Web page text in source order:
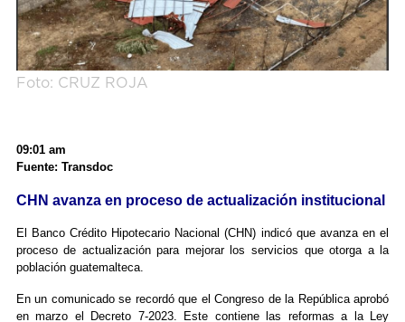
Foto: CRUZ ROJA
09:01 am
Fuente: Transdoc
CHN avanza en proceso de actualización institucional
El Banco Crédito Hipotecario Nacional (CHN) indicó que avanza en el
proceso de actualización para mejorar los servicios que otorga a la
población guatemalteca.
En un comunicado se recordó que el Congreso de la República aprobó
en marzo el Decreto 7-2023. Este contiene las reformas a la Ley